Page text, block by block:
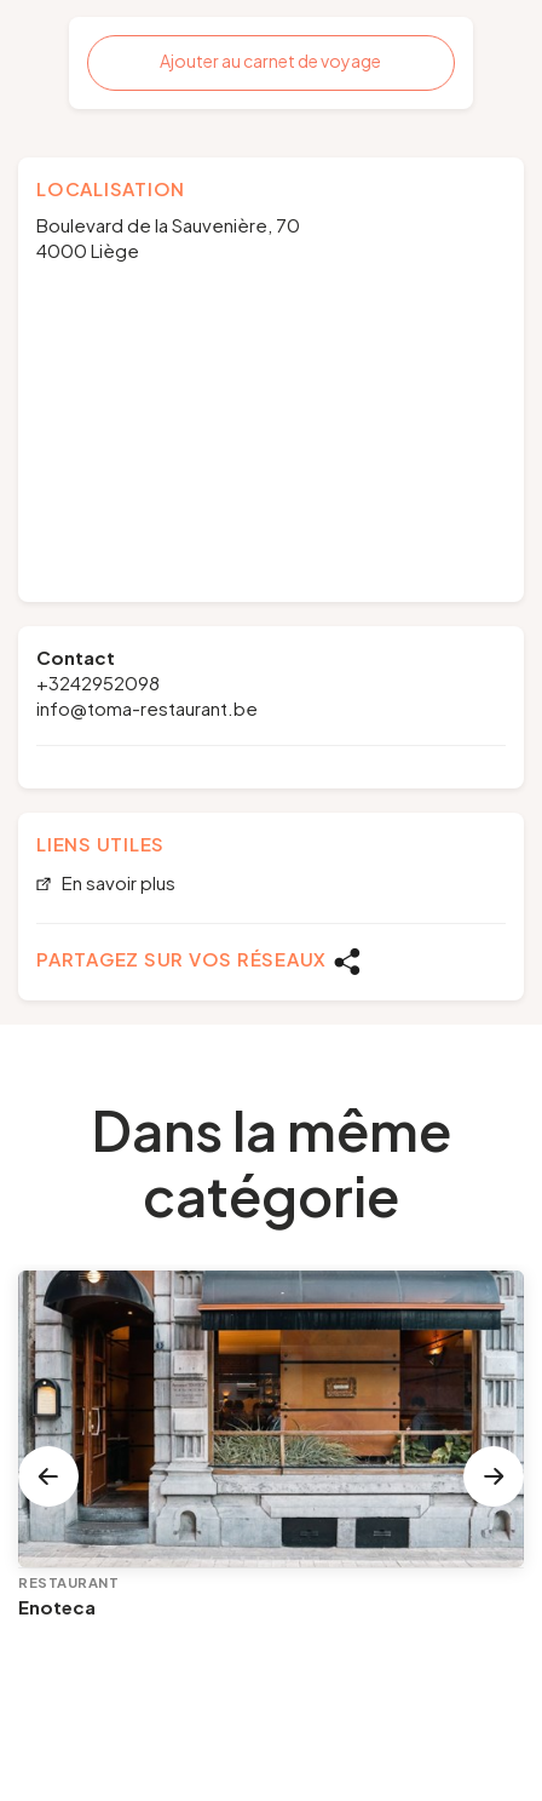
Ajouter au carnet de voyage
LOCALISATION
Boulevard de la Sauvenière, 70
4000 Liège
Contact
+3242952098
info@toma-restaurant.be
LIENS UTILES
En savoir plus
PARTAGEZ SUR VOS RÉSEAUX
Dans la même
catégorie
RESTAURANT
Enoteca